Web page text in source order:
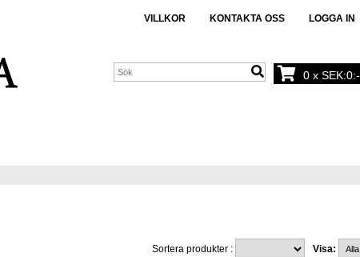
VILLKOR KONTAKTA OSS LOGGA IN
0 x SEK:0:-
Sortera produkter : Visa: